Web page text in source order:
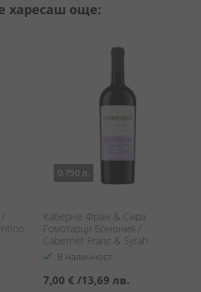
харесаш още:
0.750 л.
Каберне Фран & Сира
Гомотарци Бонония /
Cabernet Franc & Syrah
Gomotarzi Bononia
В наличност
7,00 € /13,69 лв.